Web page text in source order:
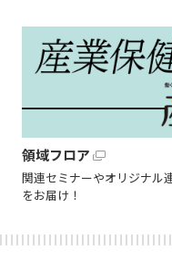
領域フロア
関連セミナーやオリジナル
をお届け！